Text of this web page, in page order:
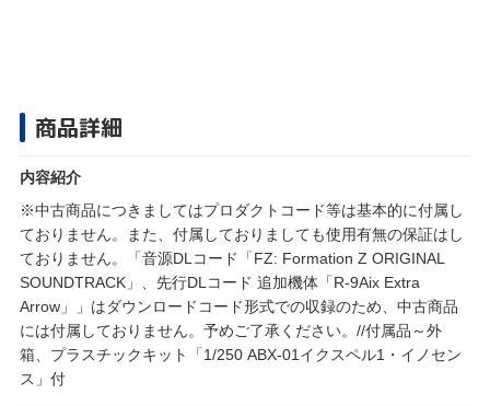
商品詳細
内容紹介
※中古商品につきましてはプロダクトコード等は基本的に付属し
ておりません。また、付属しておりましても使用有無の保証はし
ておりません。「音源DLコード「FZ: Formation Z ORIGINAL
SOUNDTRACK」、先行DLコード 追加機体「R-9Aix Extra
Arrow」」はダウンロードコード形式での収録のため、中古商品
には付属しておりません。予めご了承ください。//付属品～外
箱、プラスチックキット「1/250 ABX-01イクスペル1・イノセン
ス」付